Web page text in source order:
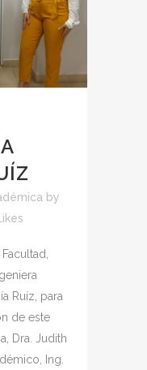
by
Ruíz, para
de este
Dra. Judith
Ing.